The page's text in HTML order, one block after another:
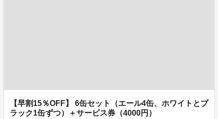
【早割15％OFF】 6缶セット（エール4缶、ホワイトとブ
ラック1缶ずつ）＋サービス券（4000円）